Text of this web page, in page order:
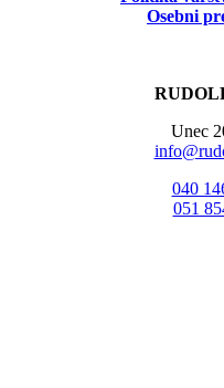
Osebni
Unec
040
051